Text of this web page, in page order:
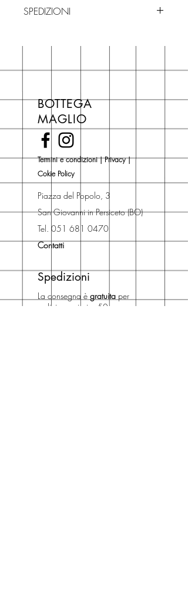
Editore: HarperCollins Italia
Edizione: 2025
Età di lettura: da 6 anni
SPEDIZIONI
3/4 giorni, secondo disponibilità
di copertina, escluse le ultime
novità Maglio Editore (vedi etichetta
Novità).
Una volta nel carrello puoi decidere
se acquistare sul sito con
spedizione con corriere o se
risparmiare sulle spese di
spedizione e ritirare il libro presso
Libreria degli Orsi, Piazza del
Popolo 3, 40017
San Giovanni in Persiceto (BO).
BOTTEGA
MAGLIO
Termini e condizioni|Privacy|
Cokie Policy
Piazza del Popolo, 3
San Giovanni in Persiceto (BO)
Tel. 051 681 0470
Contatti
Spedizioni
La consegna è gratuita per
ordini superiori a 50 euro.